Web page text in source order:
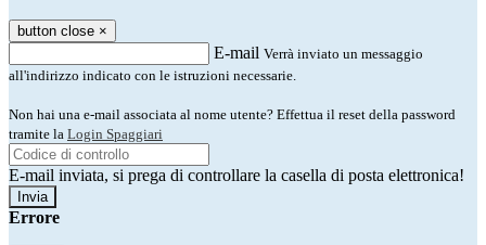
button close ×
E-mail Verrà inviato un messaggio
all'indirizzo indicato con le istruzioni necessarie.
Non hai una e-mail associata al nome utente? Effettua il reset della password
tramite la Login Spaggiari
E-mail inviata, si prega di controllare la casella di posta elettronica!
Errore